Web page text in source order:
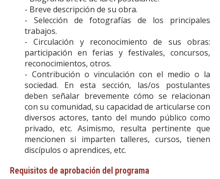
- Breve descripción de su obra.
- Selección de fotografías de los principales
trabajos.
- Circulación y reconocimiento de sus obras:
participación en ferias y festivales, concursos,
reconocimientos, otros.
- Contribución o vinculación con el medio o la
sociedad. En esta sección, las/os postulantes
deben señalar brevemente cómo se relacionan
con su comunidad, su capacidad de articularse con
diversos actores, tanto del mundo público como
privado, etc. Asimismo, resulta pertinente que
mencionen si imparten talleres, cursos, tienen
discípulos o aprendices, etc.
Requisitos de aprobación del programa